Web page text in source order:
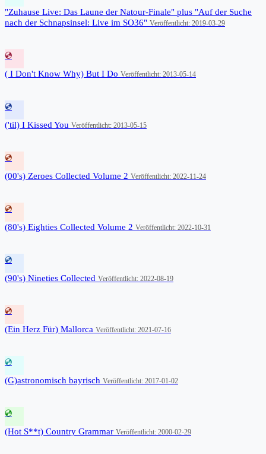
"Zuhause Live: Das Laune der Natour-Finale" plus "Auf der Suche
nach der Schnapsinsel: Live im SO36" Veröffentlicht: 2019-03-29
💿
( I Don't Know Why) But I Do Veröffentlicht: 2013-05-14
💿
('til) I Kissed You Veröffentlicht: 2013-05-15
💿
(00's) Zeroes Collected Volume 2 Veröffentlicht: 2022-11-24
💿
(80's) Eighties Collected Volume 2 Veröffentlicht: 2022-10-31
💿
(90's) Nineties Collected Veröffentlicht: 2022-08-19
💿
(Ein Herz Für) Mallorca Veröffentlicht: 2021-07-16
💿
(G)astronomisch bayrisch Veröffentlicht: 2017-01-02
💿
(Hot S**t) Country Grammar Veröffentlicht: 2000-02-29